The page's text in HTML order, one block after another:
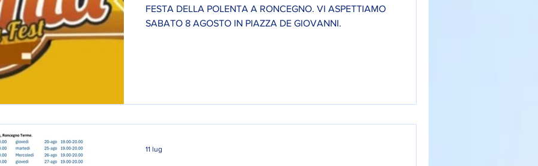
FESTA DELLA POLENTA A RONCEGNO. VI ASPETTIAMO
SABATO 8 AGOSTO IN PIAZZA DE GIOVANNI.
11 lug